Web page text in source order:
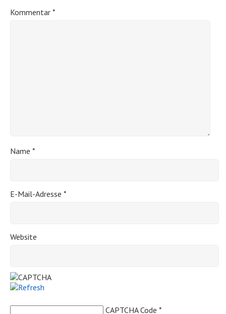
Kommentar *
Name *
E-Mail-Adresse *
Website
CAPTCHA Code *